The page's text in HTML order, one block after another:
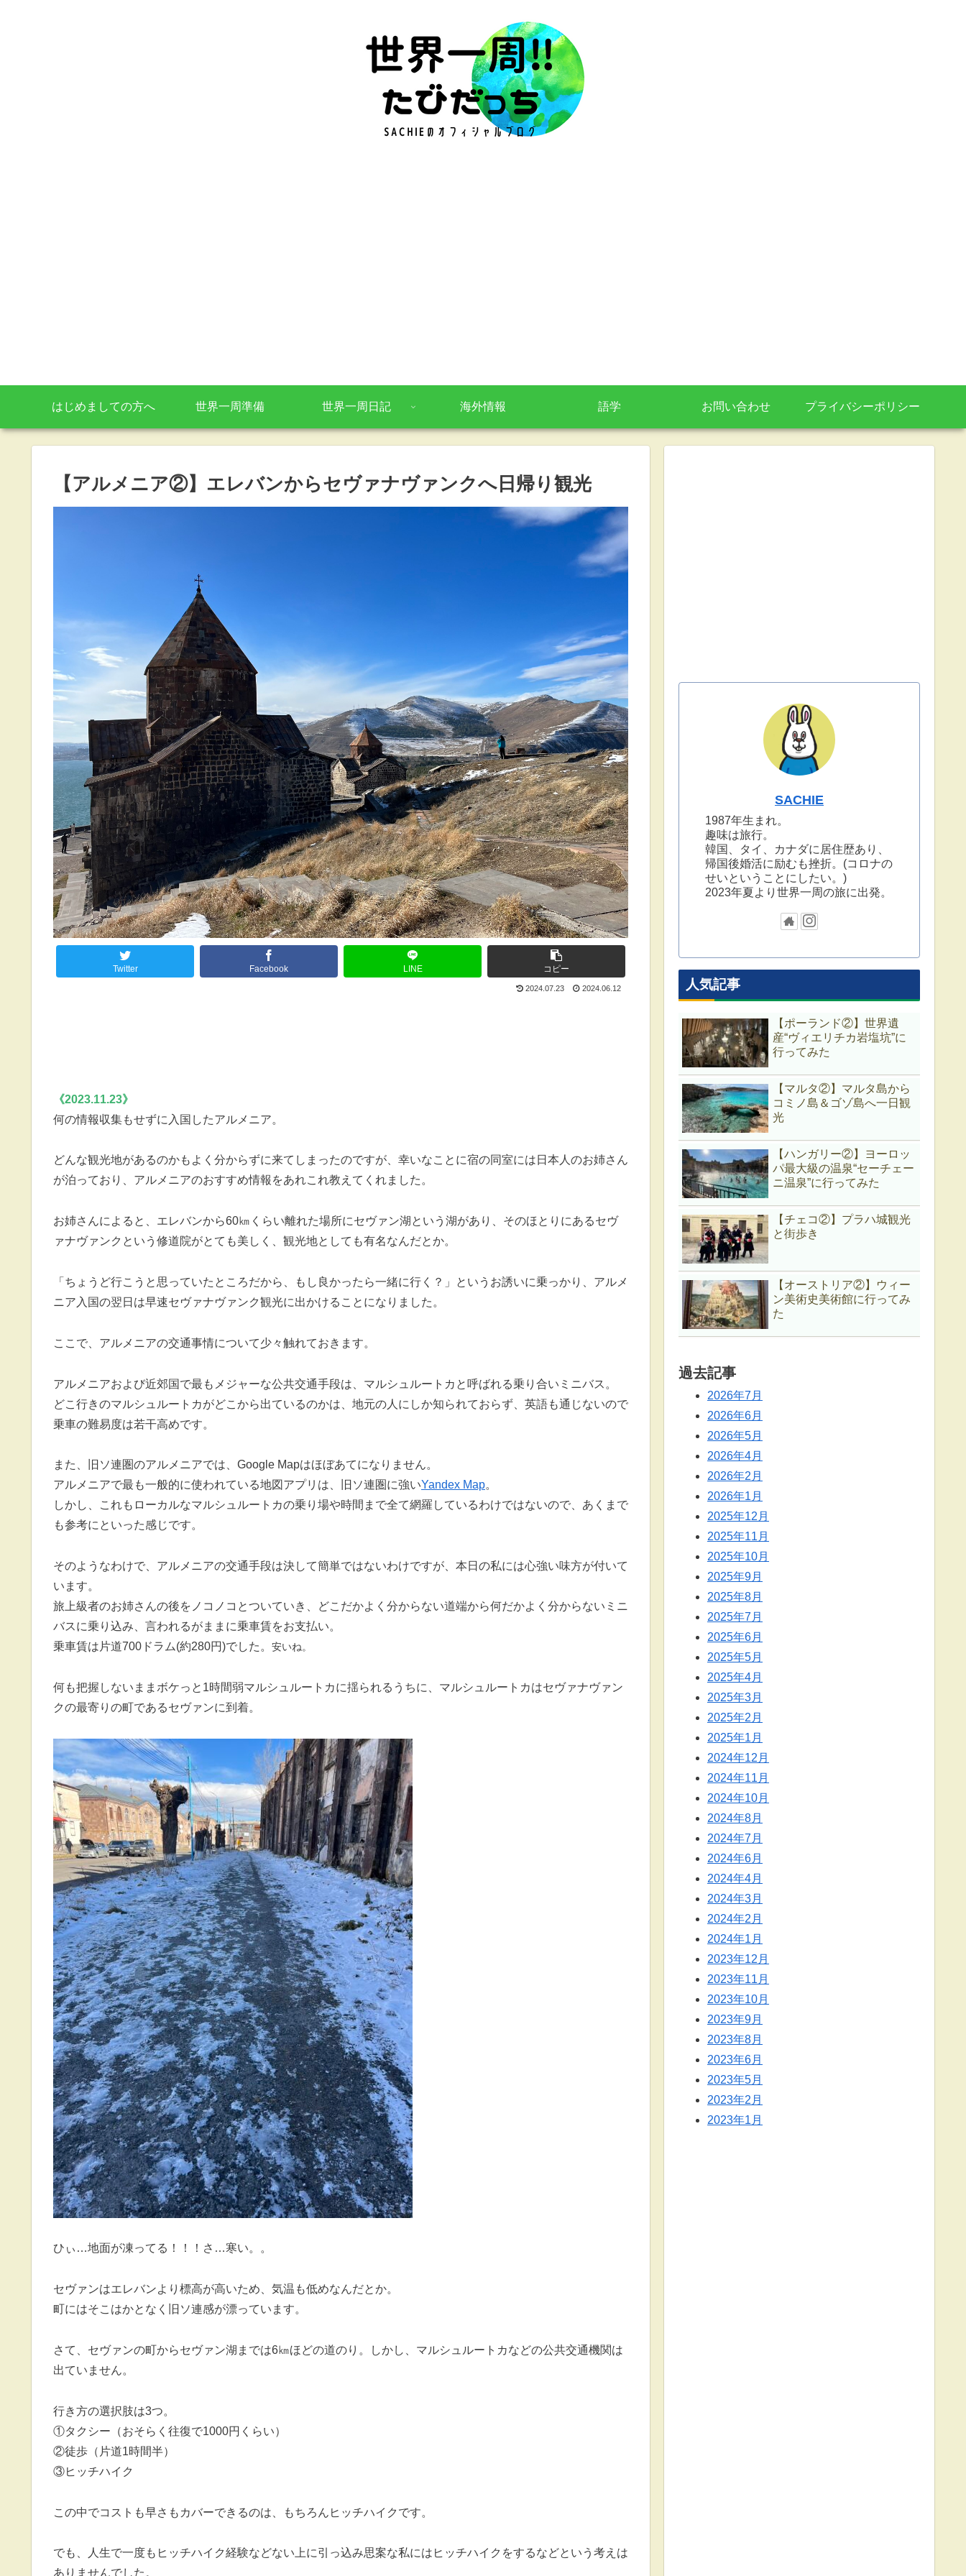
はじめましての方へ 世界一周準備 世界一周日記 海外情報 語学 お問い合わせ プライバシーポリシー
【アルメニア②】エレバンからセヴァナヴァンクへ日帰り観光
Twitter Facebook LINE コピー
2024.07.23 2024.06.12
《2023.11.23》
何の情報収集もせずに入国したアルメニア。
どんな観光地があるのかもよく分からずに来てしまったのですが、幸いなことに宿の同室には日本人のお姉さん
が泊っており、アルメニアのおすすめ情報をあれこれ教えてくれました。
お姉さんによると、エレバンから60㎞くらい離れた場所にセヴァン湖という湖があり、そのほとりにあるセヴ
ァナヴァンクという修道院がとても美しく、観光地としても有名なんだとか。
「ちょうど行こうと思っていたところだから、もし良かったら一緒に行く？」というお誘いに乗っかり、アルメ
ニア入国の翌日は早速セヴァナヴァンク観光に出かけることになりました。
ここで、アルメニアの交通事情について少々触れておきます。
アルメニアおよび近郊国で最もメジャーな公共交通手段は、マルシュルートカと呼ばれる乗り合いミニバス。
どこ行きのマルシュルートカがどこから出ているのかは、地元の人にしか知られておらず、英語も通じないので
乗車の難易度は若干高めです。
また、旧ソ連圏のアルメニアでは、Google Mapはほぼあてになりません。
アルメニアで最も一般的に使われている地図アプリは、旧ソ連圏に強いYandex Map。
しかし、これもローカルなマルシュルートカの乗り場や時間まで全て網羅しているわけではないので、あくまで
も参考にといった感じです。
そのようなわけで、アルメニアの交通手段は決して簡単ではないわけですが、本日の私には心強い味方が付いて
います。
旅上級者のお姉さんの後をノコノコとついていき、どこだかよく分からない道端から何だかよく分からないミニ
バスに乗り込み、言われるがままに乗車賃をお支払い。
乗車賃は片道700ドラム(約280円)でした。 安いね。
何も把握しないままボケっと1時間弱マルシュルートカに揺られるうちに、マルシュルートカはセヴァナヴァン
クの最寄りの町であるセヴァンに到着。
ひぃ…地面が凍ってる！！！さ…寒い。。
セヴァンはエレバンより標高が高いため、気温も低めなんだとか。
町にはそこはかとなく旧ソ連感が漂っています。
さて、セヴァンの町からセヴァン湖までは6㎞ほどの道のり。しかし、マルシュルートカなどの公共交通機関は
出ていません。
行き方の選択肢は3つ。
①タクシー（おそらく往復で1000円くらい）
②徒歩（片道1時間半）
③ヒッチハイク
この中でコストも早さもカバーできるのは、もちろんヒッチハイクです。
でも、人生で一度もヒッチハイク経験などない上に引っ込み思案な私にはヒッチハイクをするなどという考えは
ありませんでした。
SACHIE
1987年生まれ。
趣味は旅行。
韓国、タイ、カナダに居住歴あり、
帰国後婚活に励むも挫折。(コロナの
せいということにしたい。)
2023年夏より世界一周の旅に出発。
人気記事
【ポーランド②】世界遺
産“ヴィエリチカ岩塩坑”に
行ってみた
【マルタ②】マルタ島から
コミノ島＆ゴゾ島へ一日観
光
【ハンガリー②】ヨーロッ
パ最大級の温泉“セーチェー
ニ温泉”に行ってみた
【チェコ②】プラハ城観光
と街歩き
【オーストリア②】ウィー
ン美術史美術館に行ってみ
た
過去記事
2026年7月
2026年6月
2026年5月
2026年4月
2026年2月
2026年1月
2025年12月
2025年11月
2025年10月
2025年9月
2025年8月
2025年7月
2025年6月
2025年5月
2025年4月
2025年3月
2025年2月
2025年1月
2024年12月
2024年11月
2024年10月
2024年8月
2024年7月
2024年6月
2024年4月
2024年3月
2024年2月
2024年1月
2023年12月
2023年11月
2023年10月
2023年9月
2023年8月
2023年6月
2023年5月
2023年2月
2023年1月